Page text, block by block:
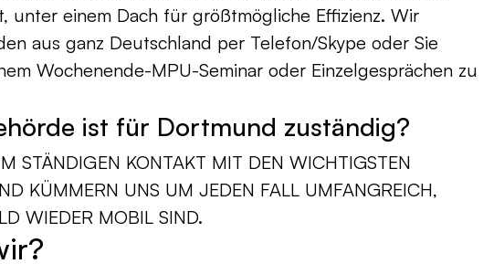
unter einem Dach für größtmögliche Effizienz. Wir
aus ganz Deutschland per Telefon/Skype oder Sie
Wochenende-MPU-Seminar oder Einzelgesprächen zu
ist für Dortmund zuständig?
STÄNDIGEN KONTAKT MIT DEN WICHTIGSTEN
KÜMMERN UNS UM JEDEN FALL UMFANGREICH,
WIEDER MOBIL SIND.